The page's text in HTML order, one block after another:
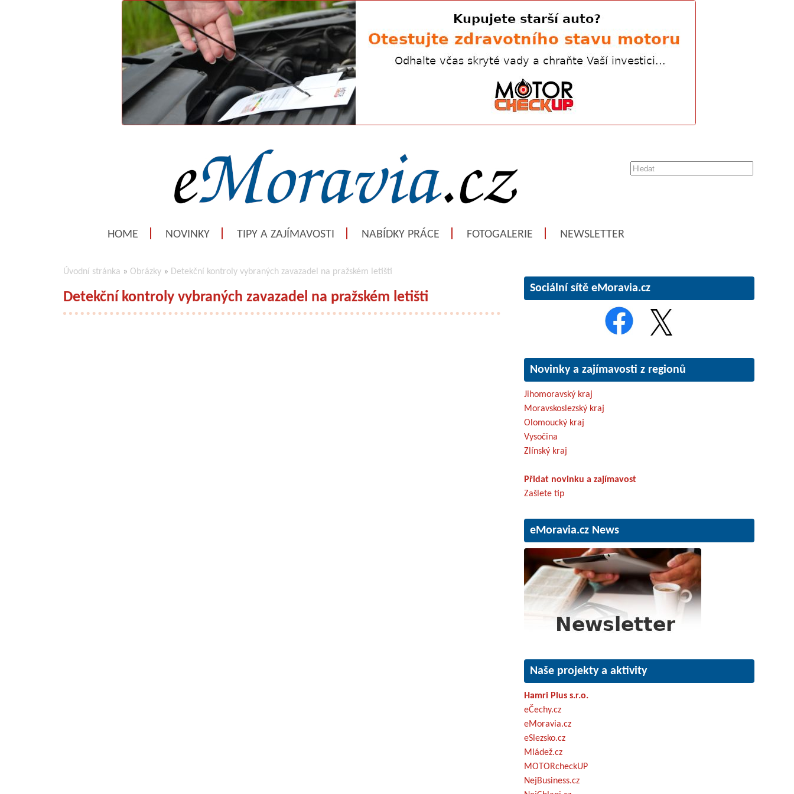
HOME NOVINKY TIPY A ZAJÍMAVOSTI NABÍDKY PRÁCE FOTOGALERIE NEWSLETTER
Úvodní stránka » Obrázky » Detekční kontroly vybraných zavazadel na pražském letišti
Detekční kontroly vybraných zavazadel na pražském letišti
Sociální sítě eMoravia.cz
Novinky a zajímavosti z regionů
Jihomoravský kraj
Moravskoslezský kraj
Olomoucký kraj
Vysočina
Zlínský kraj
Přidat novinku a zajímavost
Zašlete tip
eMoravia.cz News
Naše projekty a aktivity
Hamri Plus s.r.o.
eČechy.cz
eMoravia.cz
eSlezsko.cz
Mládež.cz
MOTORcheckUP
NejBusiness.cz